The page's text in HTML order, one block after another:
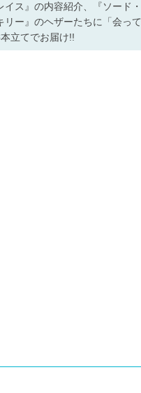
ス』の内容紹介、『ソード
ー』のヘザーたちに「会っ
立てでお届け!!